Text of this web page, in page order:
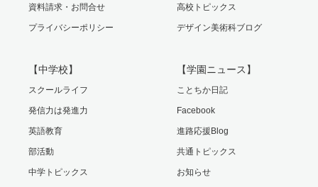
資料請求・お問合せ
プライバシーポリシー
高校トピックス
デザイン美術科ブログ
【中学校】
スクールライフ
発信力は発進力
英語教育
部活動
中学トピックス
【学園ニュース】
ことちか日記
Facebook
進路応援Blog
共通トピックス
お知らせ